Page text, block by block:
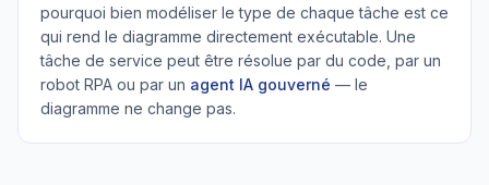
pourquoi bien modéliser le type de chaque tâche est ce
qui rend le diagramme directement exécutable. Une
tâche de service peut être résolue par du code, par un
robot RPA ou par un agent IA gouverné — le
diagramme ne change pas.